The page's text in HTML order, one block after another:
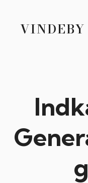
VINDEBY